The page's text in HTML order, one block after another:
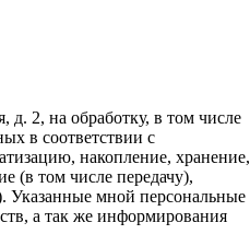
д. 2, на обработку, в том числе
в соответствии с
накопление, хранение,
(в том числе передачу),
Указанные мной персональные
а так же информирования